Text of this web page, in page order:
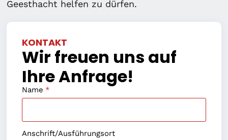
Geesthacht helfen zu dürfen.
KONTAKT
Wir freuen uns auf
Ihre Anfrage!
Name *
Anschrift/Ausführungsort